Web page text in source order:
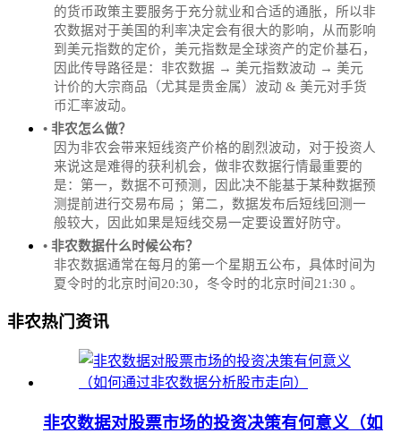
的货币政策主要服务于充分就业和合适的通胀，所以非
农数据对于美国的利率决定会有很大的影响，从而影响
到美元指数的定价，美元指数是全球资产的定价基石，
因此传导路径是：非农数据 → 美元指数波动 → 美元
计价的大宗商品（尤其是贵金属）波动 & 美元对手货
币汇率波动。
• 非农怎么做？
因为非农会带来短线资产价格的剧烈波动，对于投资人
来说这是难得的获利机会，做非农数据行情最重要的
是：第一，数据不可预测，因此决不能基于某种数据预
测提前进行交易布局 ；第二，数据发布后短线回测一
般较大，因此如果是短线交易一定要设置好防守。
• 非农数据什么时候公布？
‌非农数据通常在每月的第一个星期五公布，具体时间为
夏令时的北京时间20:30，冬令时的北京时间21:30‌‌ 。
非农热门资讯
非农数据对股票市场的投资决策有何意义（如